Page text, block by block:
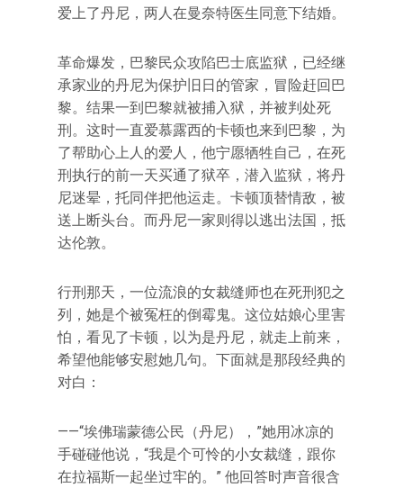
爱上了丹尼，两人在曼奈特医生同意下结婚。
革命爆发，巴黎民众攻陷巴士底监狱，已经继
承家业的丹尼为保护旧日的管家，冒险赶回巴
黎。结果一到巴黎就被捕入狱，并被判处死
刑。这时一直爱慕露西的卡顿也来到巴黎，为
了帮助心上人的爱人，他宁愿牺牲自己，在死
刑执行的前一天买通了狱卒，潜入监狱，将丹
尼迷晕，托同伴把他运走。卡顿顶替情敌，被
送上断头台。而丹尼一家则得以逃出法国，抵
达伦敦。
行刑那天，一位流浪的女裁缝师也在死刑犯之
列，她是个被冤枉的倒霉鬼。这位姑娘心里害
怕，看见了卡顿，以为是丹尼，就走上前来，
希望他能够安慰她几句。下面就是那段经典的
对白：
——“埃佛瑞蒙德公民（丹尼），”她用冰凉的
手碰碰他说，“我是个可怜的小女裁缝，跟你
在拉福斯一起坐过牢的。” 他回答时声音很含